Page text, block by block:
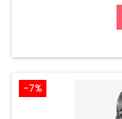
-7%